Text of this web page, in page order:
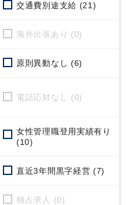
交通費別途支給 (21)
海外出張あり (0)
原則異動なし (6)
電話応対なし (0)
女性管理職登用実績有り
(10)
直近3年間黒字経営 (7)
独占求人 (0)